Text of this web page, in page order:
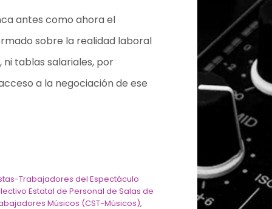
antes como ahora el
sobre la realidad laboral
ni tablas salariales, por
a la negociación de ese
Trabajadores del Espectáculo
Estatal de Personal de Salas de
Músicos (CST-Músicos),